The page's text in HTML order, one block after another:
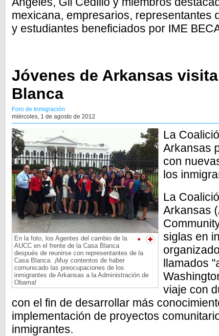
mexicana, empresarios, representantes
y estudiantes beneficiados por IME
Jóvenes de Arkansas
Blanca
Foro de Inmigración
miércoles, 1 de agosto de 2012
En la foto, los Agentes del cambio de la
AUCC en el frente de la Casa Blanca
después de reunirse con representantes de la
Casa Blanca. ¡Muy contentos de haber
comunicado las preocupaciones de los
inmigrantes de Arkansas a la Administración de
Obama!
La
Arkansas
con
los
La
Arkansas
siglas en
llamados
viaje con
con el fin de desarrollar más
implementación de proyectos
inmigrantes.